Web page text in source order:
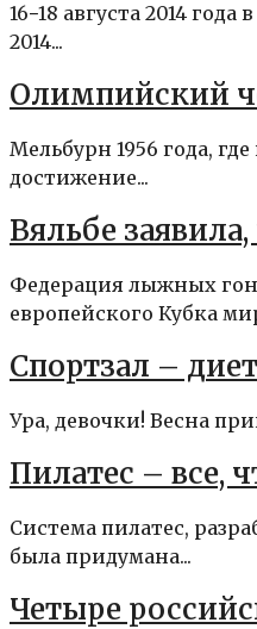
16−18 августа 2014
2014...
Олимпийский
Мельбурн 1956 года,
достижение...
Вяльбе
Федерация лыжных
европейского Кубка
Спортзал –
Ура, девочки! Весна
Пилатес – все,
Система пилатес,
была придумана...
Четыре